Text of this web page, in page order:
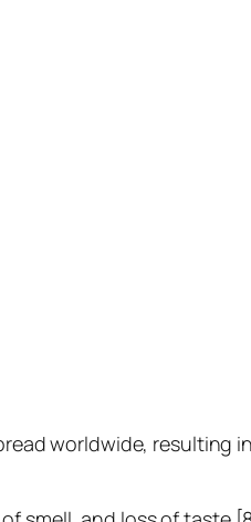
worldwide, resulting